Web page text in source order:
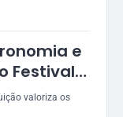
e
Festival
2026
valoriza os